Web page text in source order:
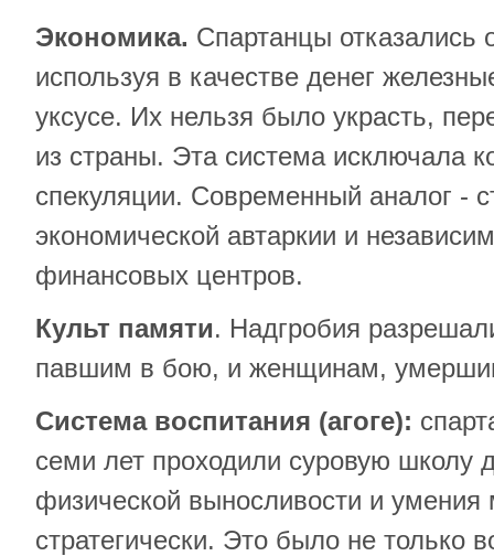
Экономика. Спартанцы отказались
используя в качестве денег
уксусе. Их нельзя было украсть,
из страны. Эта система исключала
спекуляции. Современный аналог -
экономической автаркии и
финансовых центров.
Культ памяти. Надгробия
павшим в бою, и женщинам,
Система воспитания (агоге):
семи лет проходили суровую школу
физической выносливости и умения
стратегически. Это было не только